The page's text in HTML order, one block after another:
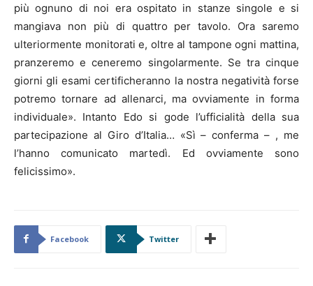
più ognuno di noi era ospitato in stanze singole e si
mangiava non più di quattro per tavolo. Ora saremo
ulteriormente monitorati e, oltre al tampone ogni mattina,
pranzeremo e ceneremo singolarmente. Se tra cinque
giorni gli esami certificheranno la nostra negatività forse
potremo tornare ad allenarci, ma ovviamente in forma
individuale». Intanto Edo si gode l’ufficialità della sua
partecipazione al Giro d’Italia… «Sì – conferma – , me
l’hanno comunicato martedì. Ed ovviamente sono
felicissimo».
Facebook Twitter